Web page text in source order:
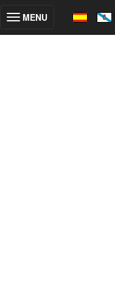
Toggle
MENU